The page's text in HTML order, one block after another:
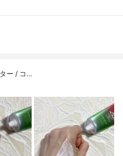
ー / コ…